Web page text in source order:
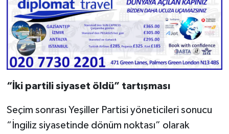
“İki partili siyaset öldü” tartışması
Seçim sonrası Yeşiller Partisi yöneticileri sonucu
“İngiliz siyasetinde dönüm noktası” olarak